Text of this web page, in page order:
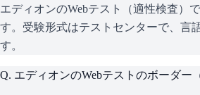
エディオンのWebテスト（適性検査）
す。受験形式はテストセンターで、言
す。
Q. エディオンのWebテストのボーダー